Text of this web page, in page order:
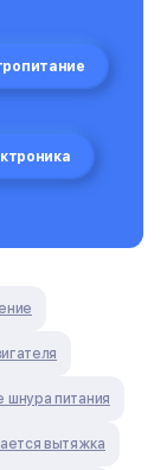
питания
вытяжка